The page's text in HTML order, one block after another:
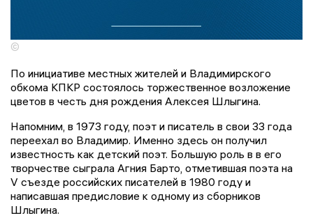
©
По инициативе местных жителей и Владимирского
обкома КПКР состоялось торжественное возложение
цветов в честь дня рождения Алексея Шлыгина.
Напомним, в 1973 году, поэт и писатель в свои 33 года
переехал во Владимир. Именно здесь он получил
известность как детский поэт. Большую роль в в его
творчестве сыграла Агния Барто, отметившая поэта на
V съезде российских писателей в 1980 году и
написавшая предисловие к одному из сборников
Шлыгина.